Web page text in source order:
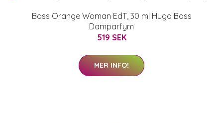
Boss Orange Woman EdT, 30 ml Hugo Boss
Damparfym
519 SEK
MER INFO!